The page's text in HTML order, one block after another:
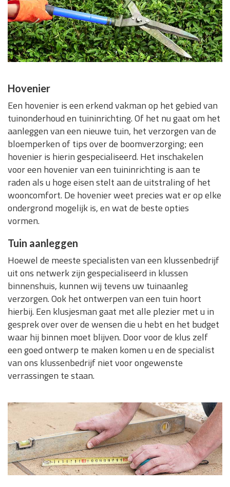
Hovenier
Een hovenier is een erkend vakman op het gebied van
tuinonderhoud en tuininrichting. Of het nu gaat om het
aanleggen van een nieuwe tuin, het verzorgen van de
bloemperken of tips over de boomverzorging; een
hovenier is hierin gespecialiseerd. Het inschakelen
voor een hovenier van een tuininrichting is aan te
raden als u hoge eisen stelt aan de uitstraling of het
wooncomfort. De hovenier weet precies wat er op elke
ondergrond mogelijk is, en wat de beste opties
vormen.
Tuin aanleggen
Hoewel de meeste specialisten van een klussenbedrijf
uit ons netwerk zijn gespecialiseerd in klussen
binnenshuis, kunnen wij tevens uw tuinaanleg
verzorgen. Ook het ontwerpen van een tuin hoort
hierbij. Een klusjesman gaat met alle plezier met u in
gesprek over over de wensen die u hebt en het budget
waar hij binnen moet blijven. Door voor de klus zelf
een goed ontwerp te maken komen u en de specialist
van ons klussenbedrijf niet voor ongewenste
verrassingen te staan.